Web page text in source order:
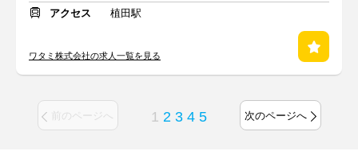
アクセス
植田駅
ワタミ株式会社の求人一覧を見る
前のページへ 1 2 3 4 5 次のページへ